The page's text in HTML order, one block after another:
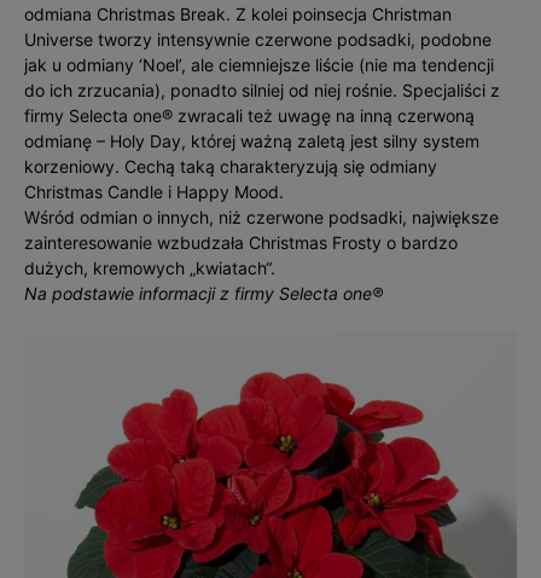
odmiana Christmas Break. Z kolei poinsecja Christman
Universe tworzy intensywnie czerwone podsadki, podobne
jak u odmiany ‘Noel’, ale ciemniejsze liście (nie ma tendencji
do ich zrzucania), ponadto silniej od niej rośnie. Specjaliści z
firmy Selecta one® zwracali też uwagę na inną czerwoną
odmianę – Holy Day, której ważną zaletą jest silny system
korzeniowy. Cechą taką charakteryzują się odmiany
Christmas Candle i Happy Mood.
Wśród odmian o innych, niż czerwone podsadki, największe
zainteresowanie wzbudzała Christmas Frosty o bardzo
dużych, kremowych „kwiatach“.
Na podstawie informacji z firmy Selecta one®